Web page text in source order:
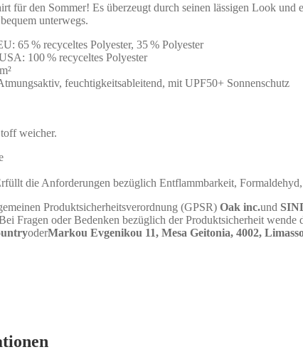
für den Sommer! Es überzeugt durch seinen lässigen Look
unterwegs.
65 % recyceltes Polyester, 35 % Polyester
100 % recyceltes Polyester
feuchtigkeitsableitend, mit UPF50+ Sonnenschutz
weicher.
die Anforderungen bezüglich Entflammbarkeit,
Produktsicherheitsverordnung (GPSR) Oak inc.und
Fragen oder Bedenken bezüglich der Produktsicherheit
oderMarkou Evgenikou 11, Mesa Geitonia, 4002,